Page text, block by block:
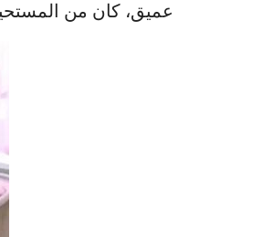
عميق، كان من